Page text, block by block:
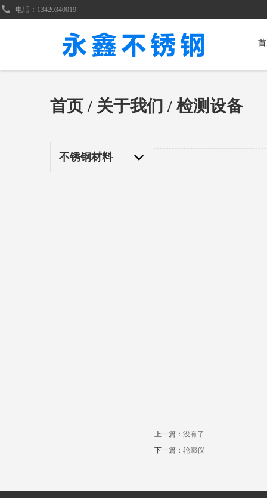
电话：13420340019
首页 / 关于我们 / 检测设备
不锈钢材料
上一篇：没有了
下一篇：轮廓仪